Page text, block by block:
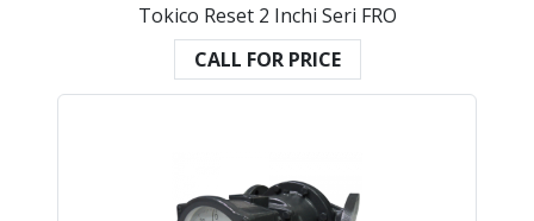
Tokico Reset 2 Inchi Seri FRO
CALL FOR PRICE